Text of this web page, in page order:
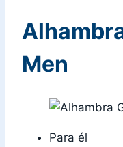
Men
Para él